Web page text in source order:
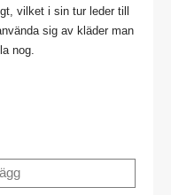
vilket i sin tur leder till
sig av kläder man
nog.